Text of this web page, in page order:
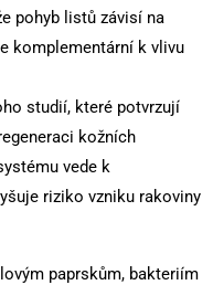
pohyb listů závisí na
komplementární k vlivu
studií, které potvrzují
kožních
vede k
riziko vzniku rakoviny
paprskům, bakteriím